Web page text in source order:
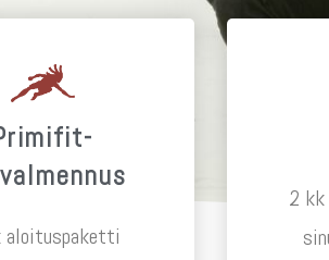
aloituspaketti
2